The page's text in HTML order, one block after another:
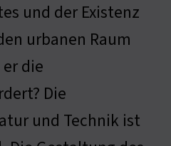
und der Existenz
urbanen Raum
die
Die
und Technik ist